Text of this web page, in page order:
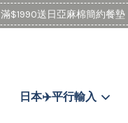
滿$1990送日亞麻棉簡約餐墊
日本✈️平行輸入